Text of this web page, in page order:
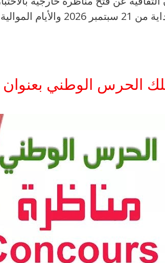
بعنوان سنة 2026 : آخر أجل 24